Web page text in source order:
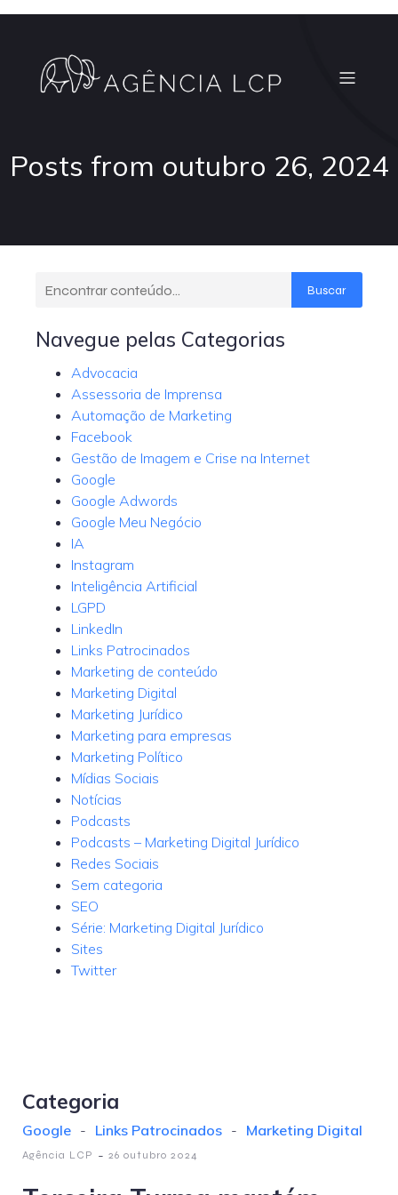
Posts from outubro 26, 2024
Buscar
Navegue pelas Categorias
Advocacia
Assessoria de Imprensa
Automação de Marketing
Facebook
Gestão de Imagem e Crise na Internet
Google
Google Adwords
Google Meu Negócio
IA
Instagram
Inteligência Artificial
LGPD
LinkedIn
Links Patrocinados
Marketing de conteúdo
Marketing Digital
Marketing Jurídico
Marketing para empresas
Marketing Político
Mídias Sociais
Notícias
Podcasts
Podcasts – Marketing Digital Jurídico
Redes Sociais
Sem categoria
SEO
Série: Marketing Digital Jurídico
Sites
Twitter
Categoria
Google - Links Patrocinados - Marketing Digital
Agência LCP - 26 outubro 2024